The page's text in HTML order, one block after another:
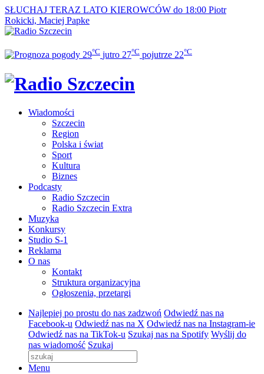
SŁUCHAJ TERAZ LATO KIEROWCÓW do 18:00 Piotr
Rokicki, Maciej Papke
29°C jutro 27°C pojutrze 22°C
Wiadomości
Szczecin
Region
Polska i świat
Sport
Kultura
Biznes
Podcasty
Radio Szczecin
Radio Szczecin Extra
Muzyka
Konkursy
Studio S-1
Reklama
O nas
Kontakt
Struktura organizacyjna
Ogłoszenia, przetargi
Najlepiej po prostu do nas zadzwoń Odwiedź nas na
Facebook-u Odwiedź nas na X Odwiedź nas na Instagram-ie
Odwiedź nas na TikTok-u Szukaj nas na Spotify Wyślij do
nas wiadomość Szukaj
Menu